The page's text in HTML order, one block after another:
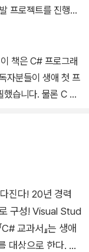
프로젝트를 진행하
세미나에서 스피
참여했다. Taeyo.N
로 활동하고 있다.
책은 C# 프로그래
자분들이 생애 첫 프
습니다. 물론 C 언
을 사용하여 게임,
ASP.NET Web F
등을 개발할 때
에게 꼭 필요한 내용
개가 넘는 코드 조
수 있게 하고자 노
진다! 20년 경력
로 구성! Visual Stud
대상으로 한다. 특